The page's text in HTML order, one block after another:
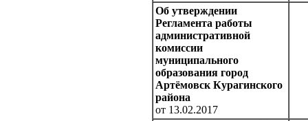
Об утверждении
Регламента работы
административной
комиссии
муниципального
образования город
Артёмовск Курагинского
района
от 13.02.2017